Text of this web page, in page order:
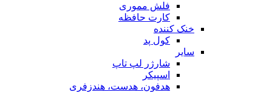
فلش مموری
کارت حافظه
خنک کننده
کول پد
سایر
شارژر لپ تاپ
اسپیکر
هدفون، هدست، هندزفری